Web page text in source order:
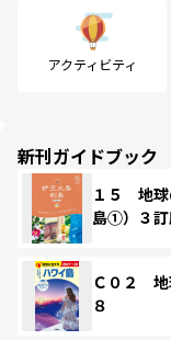
アクティビティ
新刊ガイドブック
１５ 地
島①）３訂
Ｃ０２ 地
８